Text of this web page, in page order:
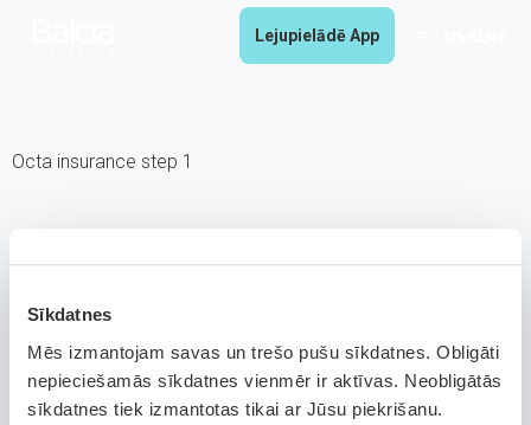
Sīkdatnes
Mēs izmantojam savas un trešo pušu sīkdatnes. Obligāti
nepieciešamās sīkdatnes vienmēr ir aktīvas. Neobligātās
sīkdatnes tiek izmantotas tikai ar Jūsu piekrišanu.
Lejupielādē App
Octa insurance step 1